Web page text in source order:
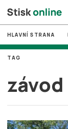
# MUNI
# Brno
# volby
HLAVNÍ STRANA
závod
TAG